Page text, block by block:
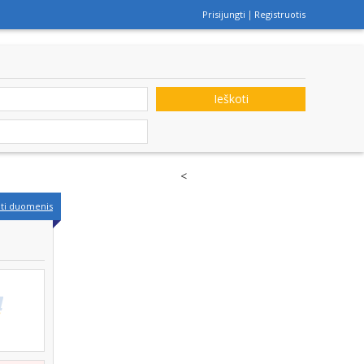
Prisijungti Registruotis
Ieškoti
duomenis
<